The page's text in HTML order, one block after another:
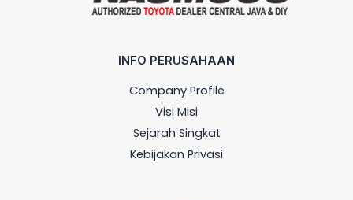
INFO PERUSAHAAN
Company Profile
Visi Misi
Sejarah Singkat
Kebijakan Privasi